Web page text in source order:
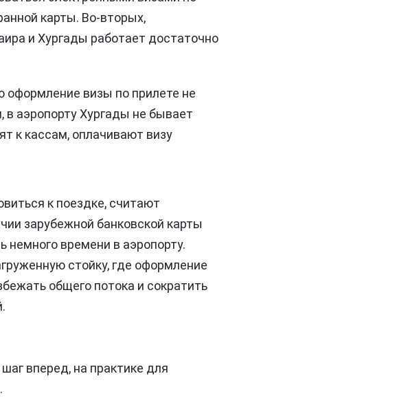
карты. Во-вторых,
и Хургады работает достаточно
оформление визы по прилете не
аэропорту Хургады не бывает
к кассам, оплачивают визу
к поездке, считают
зарубежной банковской карты
времени в аэропорту.
стойку, где оформление
общего потока и сократить
вперед, на практике для